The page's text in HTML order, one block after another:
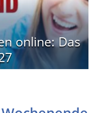
online: Das